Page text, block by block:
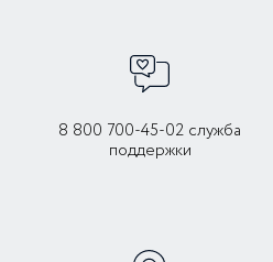
8 800 700-45-02 служба
поддержки